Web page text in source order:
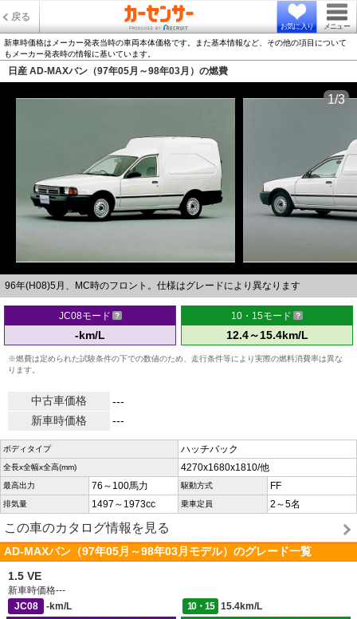
戻る
お気に入り メニュー
新車時価格はメーカー発表当時の車両本体価格です。また基本情報など、その他の項目について
もメーカー発表時の情報に基いています。
日産 AD-MAXバン（97年05月～98年03月）の燃費
96年(H08)5月、MC時のフロント。仕様はグレードにより異なります
1/3
JC08モード
-km/L
10・15モード
12.4～15.4km/L
※燃費は定められた試験条件の下での数値のため、走行条件等により実際の燃料消費率は異な
ります。
中古車価格
---
新車時価格
---
ボディタイプ ハッチバック
全長x全幅x全高(mm) 4270x1680x1810/他
最高出力 76～100馬力 駆動方式 FF
排気量 1497～1973cc 乗車定員 2～5名
この車のカタログ情報を見る
AD-MAXバン（97年05月～98年03月モデル）のグレード一覧
1.5 VE
新車時価格---
JC08
-km/L 10・15
15.4km/L